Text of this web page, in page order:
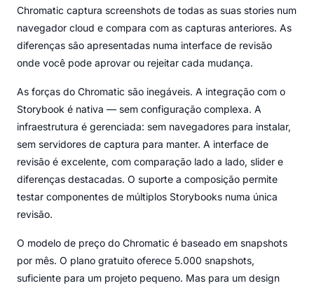
Chromatic captura screenshots de todas as suas stories num
navegador cloud e compara com as capturas anteriores. As
diferenças são apresentadas numa interface de revisão
onde você pode aprovar ou rejeitar cada mudança.
As forças do Chromatic são inegáveis. A integração com o
Storybook é nativa — sem configuração complexa. A
infraestrutura é gerenciada: sem navegadores para instalar,
sem servidores de captura para manter. A interface de
revisão é excelente, com comparação lado a lado, slider e
diferenças destacadas. O suporte a composição permite
testar componentes de múltiplos Storybooks numa única
revisão.
O modelo de preço do Chromatic é baseado em snapshots
por mês. O plano gratuito oferece 5.000 snapshots,
suficiente para um projeto pequeno. Mas para um design